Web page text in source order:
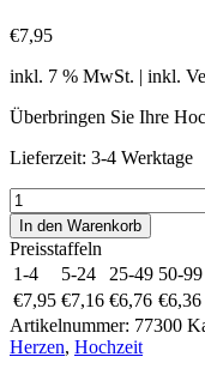
€7,95
inkl. 7 % MwSt. | inkl.
Überbringen Sie Ihre
Lieferzeit: 3-4 Werktage
Von
Herzen
alles
Gute
zur
Hochzeit
Menge
In den Warenkorb
Preisstaffeln
1-4
5-24 25-49 50-99
€7,95 €7,16 €6,76 €6,36
Artikelnummer: 77300
Herzen, Hochzeit